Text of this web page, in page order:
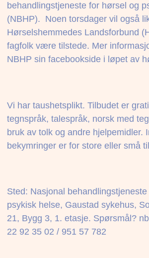
behandlingstjeneste for hørsel og
(NBHP). Noen torsdager vil også
Hørselshemmedes Landsforbund
fagfolk være tilstede. Mer
NBHP sin facebookside i løpet av
Vi har taushetsplikt. Tilbudet er
tegnspråk, talespråk, norsk med
bruk av tolk og andre hjelpemidler.
bekymringer er for store eller små
Sted: Nasjonal
psykisk helse, Gaustad sykehus,
21, Bygg 3, 1. etasje. Spørsmål?
22 92 35 02 / 951 57 782